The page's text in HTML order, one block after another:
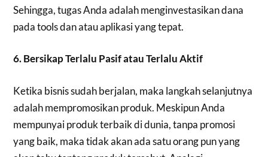
Sehingga, tugas Anda adalah menginvestasikan dana
pada tools dan atau aplikasi yang tepat.
6. Bersikap Terlalu Pasif atau Terlalu Aktif
Ketika bisnis sudah berjalan, maka langkah selanjutnya
adalah mempromosikan produk. Meskipun Anda
mempunyai produk terbaik di dunia, tanpa promosi
yang baik, maka tidak akan ada satu orang pun yang